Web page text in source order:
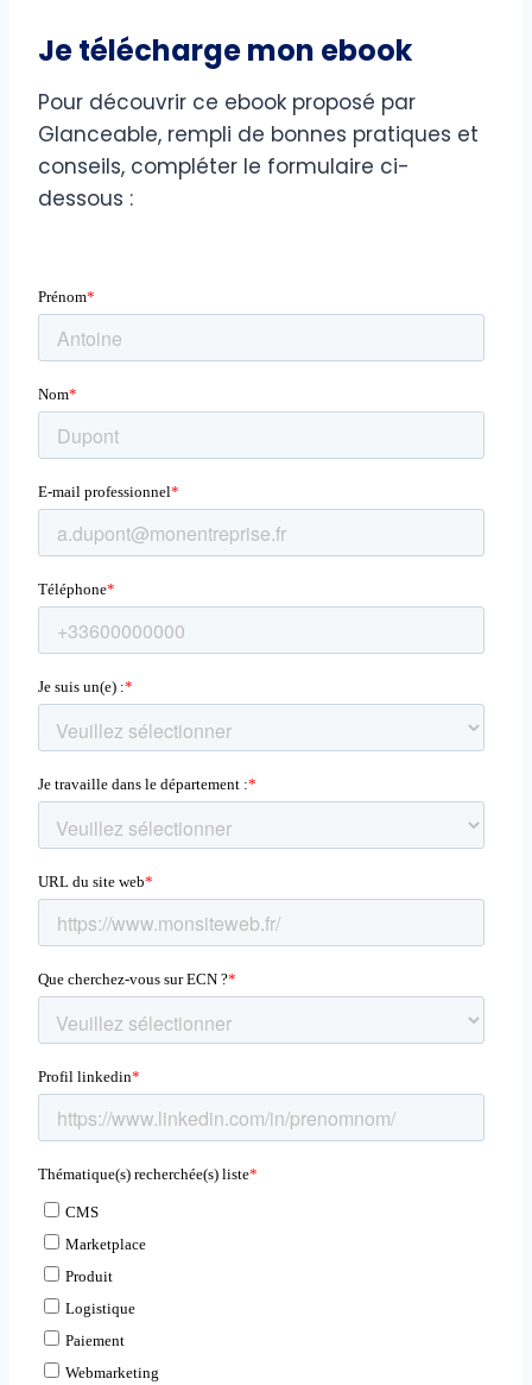
Je télécharge mon ebook
Pour découvrir ce ebook proposé par
Glanceable, rempli de bonnes pratiques et
conseils, compléter le formulaire ci-
dessous :